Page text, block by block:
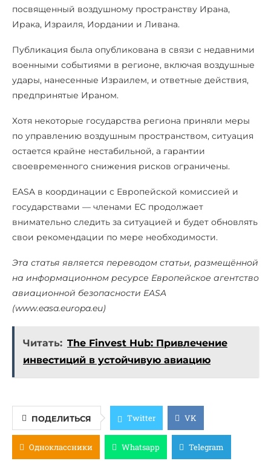
посвященный воздушному пространству Ирана,
Ирака, Израиля, Иордании и Ливана.
Публикация была опубликована в связи с недавними
военными событиями в регионе, включая воздушные
удары, нанесенные Израилем, и ответные действия,
предпринятые Ираном.
Хотя некоторые государства региона приняли меры
по управлению воздушным пространством, ситуация
остается крайне нестабильной, а гарантии
своевременного снижения рисков ограничены.
EASA в координации с Европейской комиссией и
государствами — членами ЕС продолжает
внимательно следить за ситуацией и будет обновлять
свои рекомендации по мере необходимости.
Эта статья является переводом статьи, размещённой
на информационном ресурсе Европейское агентство
авиационной безопасности EASA
(www.easa.europa.eu)
Читать: The Finvest Hub: Привлечение
инвестиций в устойчивую авиацию
ПОДЕЛИТЬСЯ Twitter VK
Одноклассники Whatsapp Telegram